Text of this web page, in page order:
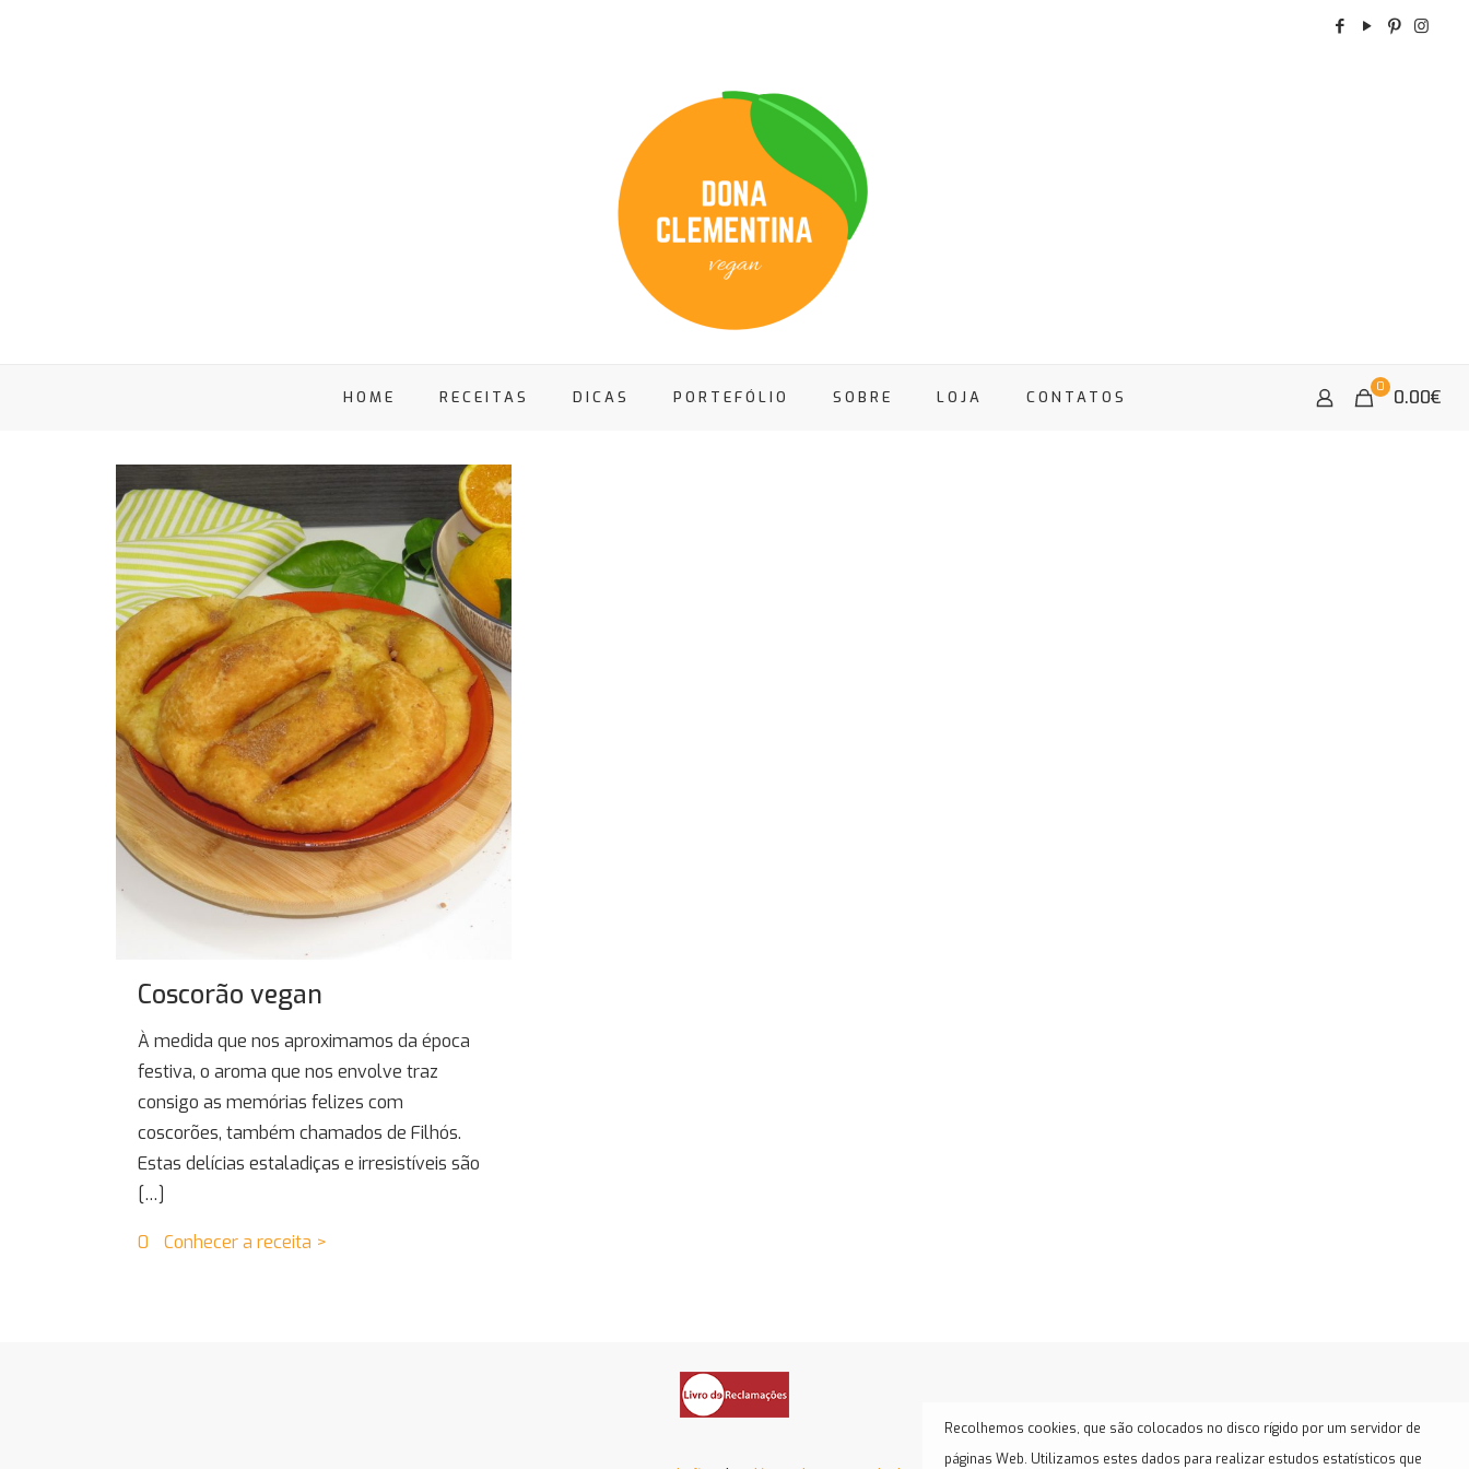
HOME RECEITAS DICAS PORTEFÓLIO SOBRE LOJA CONTATOS
0 0.00€
Coscorão vegan
À medida que nos aproximamos da época
festiva, o aroma que nos envolve traz
consigo as memórias felizes com
coscorões, também chamados de Filhós.
Estas delícias estaladiças e irresistíveis são
[…]
0 Conhecer a receita >
Recolhemos cookies, que são colocados no disco rígido por um servidor de
páginas Web. Utilizamos estes dados para realizar estudos estatísticos que